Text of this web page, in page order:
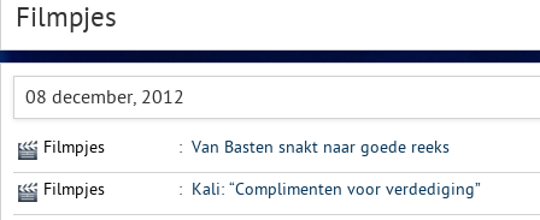
Filmpjes
08 december, 2012
Filmpjes : Van Basten snakt naar goede reeks
Filmpjes : Kali: “Complimenten voor verdediging”